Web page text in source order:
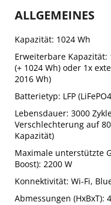
ALLGEMEINES
Kapazität: 1024 Wh
Erweiterbare Kapazität:
(+ 1024 Wh) oder 1x
2016 Wh)
Batterietyp: LFP
Lebensdauer: 3000
Verschlechterung auf
Kapazität)
Maximale unterstützte
Boost): 2200 W
Konnektivität: Wi-Fi,
Abmessungen (HxBxT):